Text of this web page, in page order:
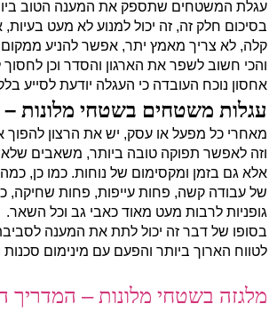
עגלת המשטחים שתספק את המענה הטוב
בסיכום חלק זה, זה יכול למנוע לא מעט
קלה, לא צריך מאמץ יתר, אפשר להניע
והכי חשוב לשפר את הארגון והסדר וכן
אחסון נוכח העובדה כי העגלה יודעת לסייע
עגלות משטחים בשטחי מלונות –
מאחרי כל מפעל או עסק, יש את הרצון להפוך
וזה לאפשר תפוקה טובה ביותר, משאבים שלא
אלא גם בזמן ומקסימום של נוחות. כמו כן,
של עבודה קשה, פחות עייפות, פחות שחיקה,
גופניות לרבות מעט מאוד כאבי גב וכל השאר.
בסופו של דבר זה יכול לתת את המענה
לטווח הארוך ביותר והפעם עם מינימום סכנות
מלגזה בשטחי מלונות– המדריך